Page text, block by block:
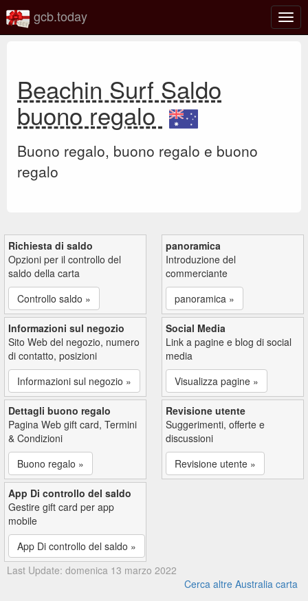
o
gcb.today
Beachin Surf Saldo
buono regalo
Buono regalo, buono regalo e buono
regalo
Richiesta di saldo
Opzioni per il controllo del
saldo della carta
Controllo saldo »
panoramica
Introduzione del
commerciante
panoramica »
Informazioni sul negozio
Sito Web del negozio, numero
di contatto, posizioni
Informazioni sul negozio »
Social Media
Link a pagine e blog di social
media
Visualizza pagine »
Dettagli buono regalo
Pagina Web gift card, Termini
& Condizioni
Buono regalo »
Revisione utente
Suggerimenti, offerte e
discussioni
Revisione utente »
App Di controllo del saldo
Gestire gift card per app
mobile
App Di controllo del saldo »
Last Update: domenica 13 marzo 2022
Cerca altre Australia carta